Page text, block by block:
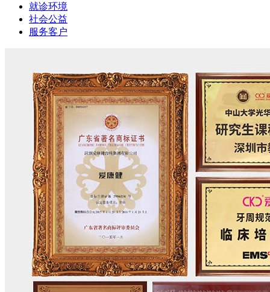
就诊环境
社会公益
服务客户